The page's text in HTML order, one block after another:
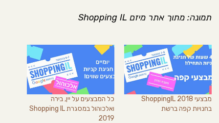
תמונה: מתוך אתר מיזם Shopping IL
מבצעי ShoppingIL 2018
בחנויות קפה ברשת
כל המבצעים על יין, בירה
ואלכוהול במסגרת Shopping IL
2019